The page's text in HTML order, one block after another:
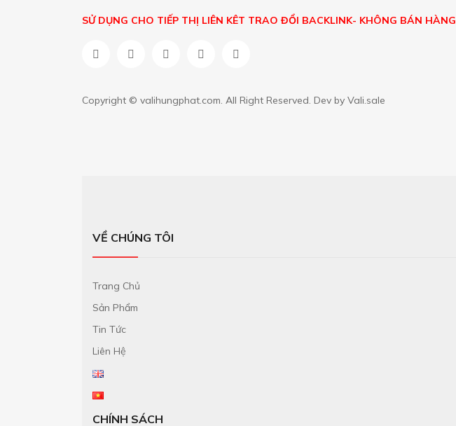
SỬ DỤNG CHO TIẾP THỊ LIÊN KÊT TRAO ĐỔI BACKLINK- KHÔNG BÁN HÀNG
Copyright © valihungphat.com. All Right Reserved. Dev by Vali.sale
VỀ CHÚNG TÔI
Trang Chủ
Sản Phẩm
Tin Tức
Liên Hệ
CHÍNH SÁCH